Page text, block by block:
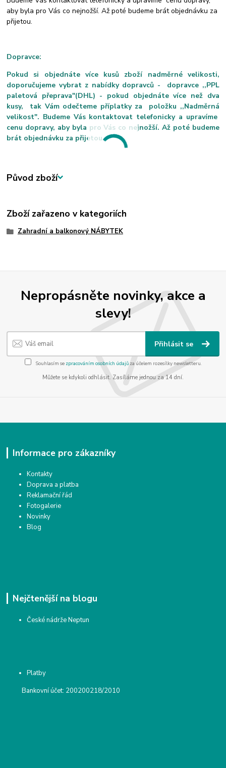
aby byla pro Vás co nejnožší. Až poté budeme brát objednávku za
přijetou.
Dopravce:
Pokud si objednáte více kusů zboží nadměrné velikosti,
doporučujeme vybrat z nabídky dopravců - dopravce ,,PPL
paletová přeprava"(DHL) - pokud objednáte více než dva
kusy, tak Vám odečteme příplatky za položku ,,Nadměrná
velikost". Budeme Vás kontaktovat telefonicky a upravíme
cenu dopravy, aby byla pro Vás co nejnožší. Až poté budeme
brát objednávku za přijetou.
Původ zboží
Zboží zařazeno v kategoriích
Zahradní a balkonový NÁBYTEK
Nepropásněte novinky, akce a
slevy!
Přihlásit se
Souhlasím se zpracováním osobních údajůza účelem rozesílky newsletteru.
Můžete se kdykoli odhlásit. Zasíláme jednou za 14 dní.
Informace pro zákazníky
Kontakty
Doprava a platba
Reklamační řád
Fotogalerie
Novinky
Blog
Nejčtenější na blogu
České nádrže Neptun
Platby
Bankovní účet: 200200218/2010